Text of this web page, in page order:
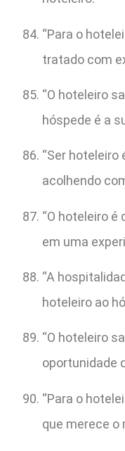
“Para o
tratado com
“O hoteleiro
hóspede é a
“Ser hoteleiro
acolhendo
“O hoteleiro
em uma
“A
hoteleiro ao
“O hoteleiro
oportunidade
“Para o
que merece o